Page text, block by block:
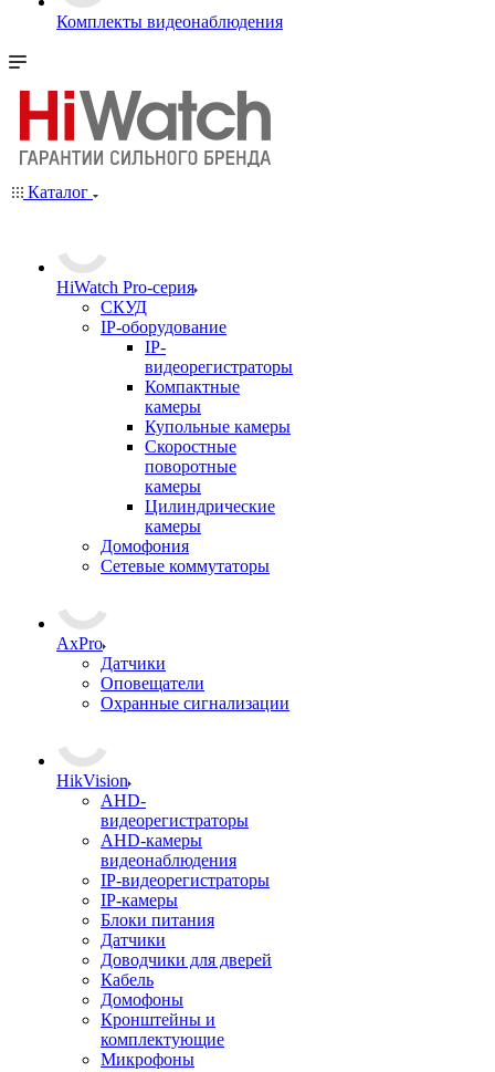
Комплекты видеонаблюдения
Каталог
HiWatch Pro-серия
CКУД
IP-оборудование
IP-
видеорегистраторы
Компактные
камеры
Купольные камеры
Скоростные
поворотные
камеры
Цилиндрические
камеры
Домофония
Сетевые коммутаторы
AxPro
Датчики
Оповещатели
Охранные сигнализации
HikVision
AHD-
видеорегистраторы
AHD-камеры
видеонаблюдения
IP-видеорегистраторы
IP-камеры
Блоки питания
Датчики
Доводчики для дверей
Кабель
Домофоны
Кронштейны и
комплектующие
Микрофоны